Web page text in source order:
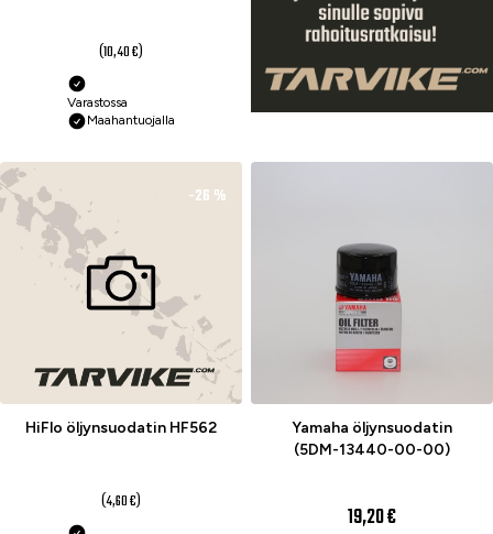
(10,40 €)
Varastossa
Maahantuojalla
-26 %
HiFlo öljynsuodatin HF562
(4,60 €)
Yamaha öljynsuodatin
(5DM-13440-00-00)
19,20 €